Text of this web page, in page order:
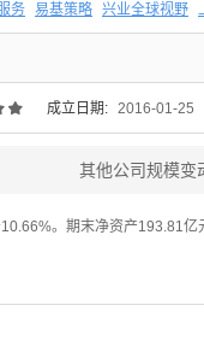
务 易基策略 兴业全球视野
 成立日期: 2016-01-25
其他公司规模变
。期末净资产193.81亿